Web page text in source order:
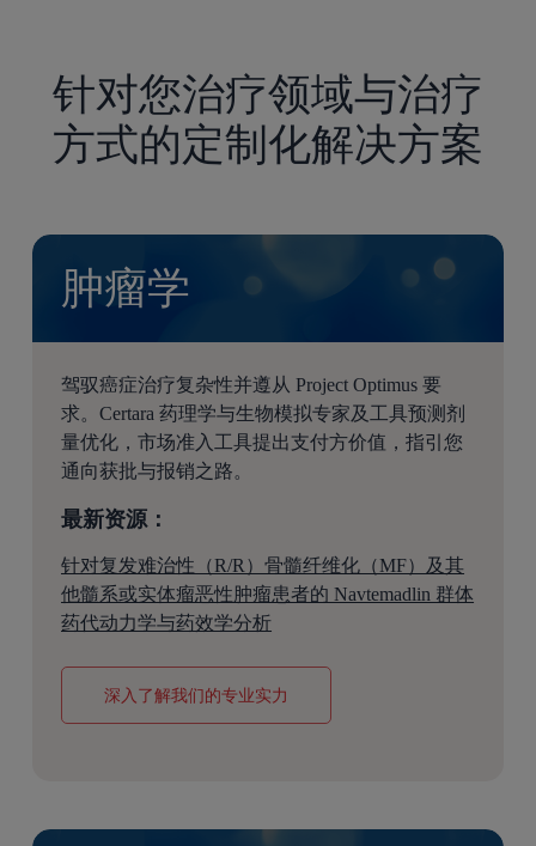
针对您治疗领域与治疗
方式的定制化解决方案
肿瘤学
驾驭癌症治疗复杂性并遵从 Project Optimus 要
求。Certara 药理学与生物模拟专家及工具预测剂
量优化，市场准入工具提出支付方价值，指引您
通向获批与报销之路。
最新资源：
针对复发难治性（R/R）骨髓纤维化（MF）及其
他髓系或实体瘤恶性肿瘤患者的 Navtemadlin 群体
药代动力学与药效学分析
深入了解我们的专业实力